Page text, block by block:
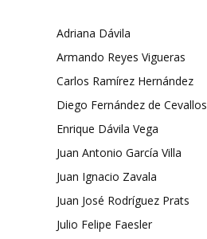
Adriana Dávila
Armando Reyes Vigueras
Carlos Ramírez Hernández
Diego Fernández de Cevallos
Enrique Dávila Vega
Juan Antonio García Villa
Juan Ignacio Zavala
Juan José Rodríguez Prats
Julio Felipe Faesler